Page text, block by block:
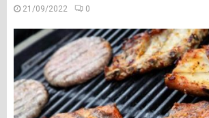
21/09/2022 0